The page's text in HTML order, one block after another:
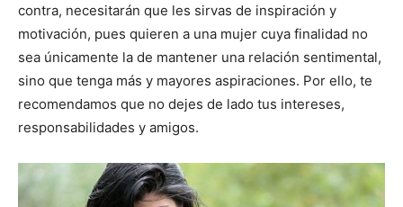
contra, necesitarán que les sirvas de inspiración y
motivación, pues quieren a una mujer cuya finalidad no
sea únicamente la de mantener una relación sentimental,
sino que tenga más y mayores aspiraciones. Por ello, te
recomendamos que no dejes de lado tus intereses,
responsabilidades y amigos.